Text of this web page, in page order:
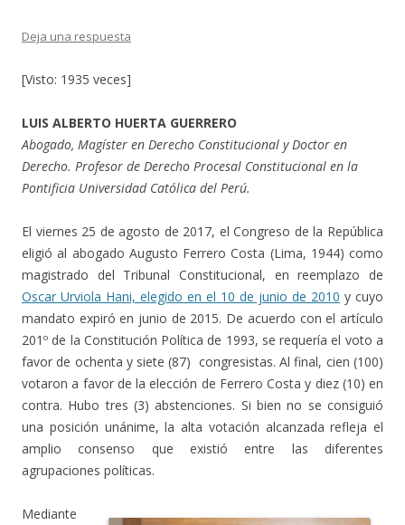
Deja una respuesta
[Visto: 1935 veces]
LUIS ALBERTO HUERTA GUERRERO
Abogado, Magíster en Derecho Constitucional y Doctor en
Derecho. Profesor de Derecho Procesal Constitucional en la
Pontificia Universidad Católica del Perú.
El viernes 25 de agosto de 2017, el Congreso de la República
eligió al abogado Augusto Ferrero Costa (Lima, 1944) como
magistrado del Tribunal Constitucional, en reemplazo de
Oscar Urviola Hani, elegido en el 10 de junio de 2010 y cuyo
mandato expiró en junio de 2015. De acuerdo con el artículo
201º de la Constitución Política de 1993, se requería el voto a
favor de ochenta y siete (87) congresistas. Al final, cien (100)
votaron a favor de la elección de Ferrero Costa y diez (10) en
contra. Hubo tres (3) abstenciones. Si bien no se consiguió
una posición unánime, la alta votación alcanzada refleja el
amplio consenso que existió entre las diferentes
agrupaciones políticas.
Mediante